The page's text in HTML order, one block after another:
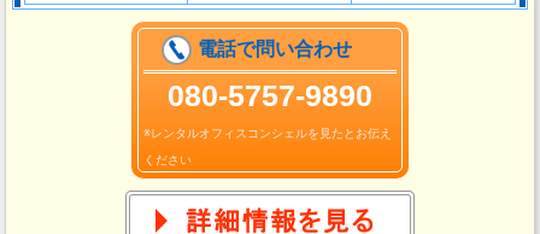
電話で問い合わせ
080-5757-9890
※レンタルオフィスコンシェルを見たとお伝え
ください